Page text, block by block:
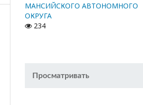
МАНСИЙСКОГО АВТОНОМНОГО
ОКРУГА
234
Просматривать